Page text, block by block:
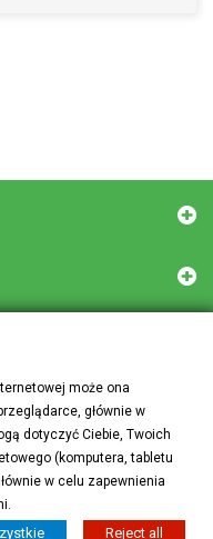
może ona
głównie w
dotyczyć Ciebie, Twoich
(komputera, tabletu
w celu zapewnienia
Reject all